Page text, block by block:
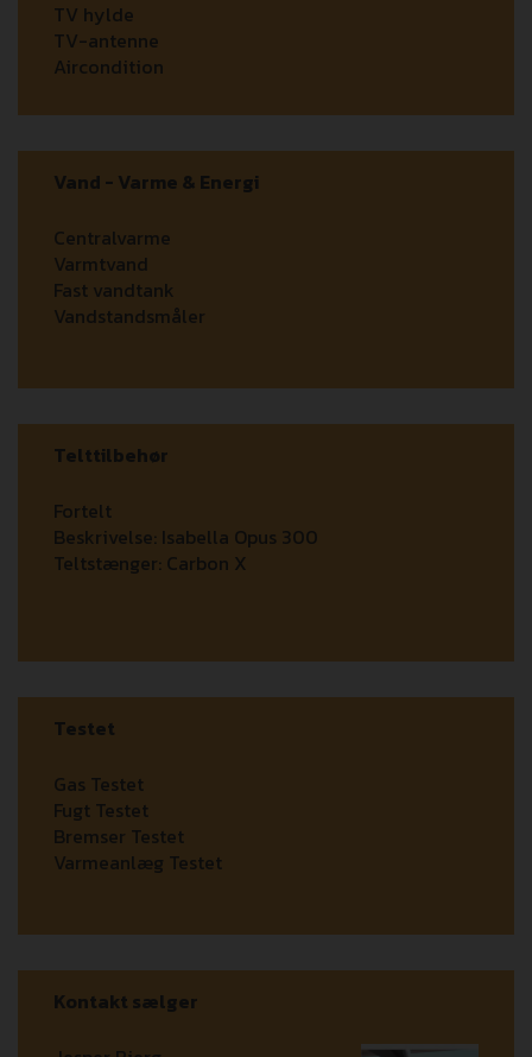
TV hylde
TV-antenne
Aircondition
Vand - Varme & Energi
Centralvarme
Varmtvand
Fast vandtank
Vandstandsmåler
Telttilbehør
Fortelt
Beskrivelse: Isabella Opus 300
Teltstænger: Carbon X
Testet
Gas Testet
Fugt Testet
Bremser Testet
Varmeanlæg Testet
Kontakt sælger